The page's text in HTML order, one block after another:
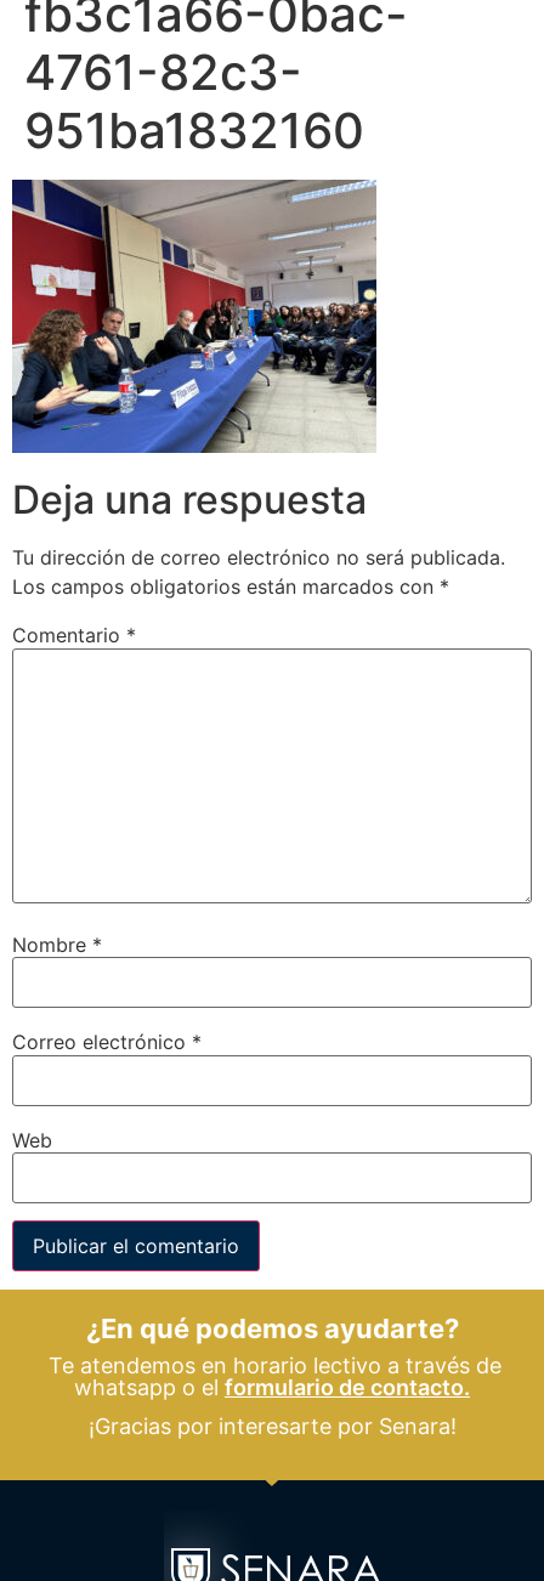
fb3c1a66-0bac-
4761-82c3-
951ba1832160
Deja una respuesta
Tu dirección de correo electrónico no será publicada.
Los campos obligatorios están marcados con *
Comentario *
Nombre *
Correo electrónico *
Web
¿En qué podemos ayudarte?
Te atendemos en horario lectivo a través de
whatsapp o el formulario de contacto.
¡Gracias por interesarte por Senara!